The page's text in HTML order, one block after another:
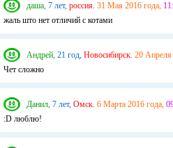
даша, 7 лет, россия. 31 Мая 2016 года,
жаль што нет отличий с котами
Андрей, 21 год, Новосибирск. 20 Апреля
Чет сложно
Данил, 7 лет, Омск. 6 Марта 2016 года,
:D люблю!